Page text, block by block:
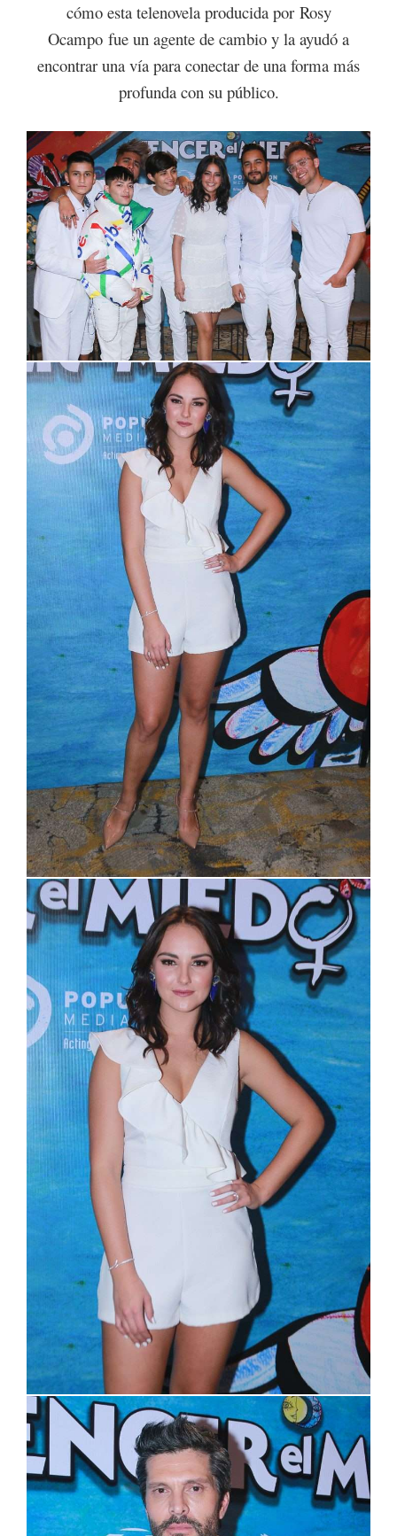
cómo esta telenovela producida por Rosy
Ocampo fue un agente de cambio y la ayudó a
encontrar una vía para conectar de una forma más
profunda con su público.